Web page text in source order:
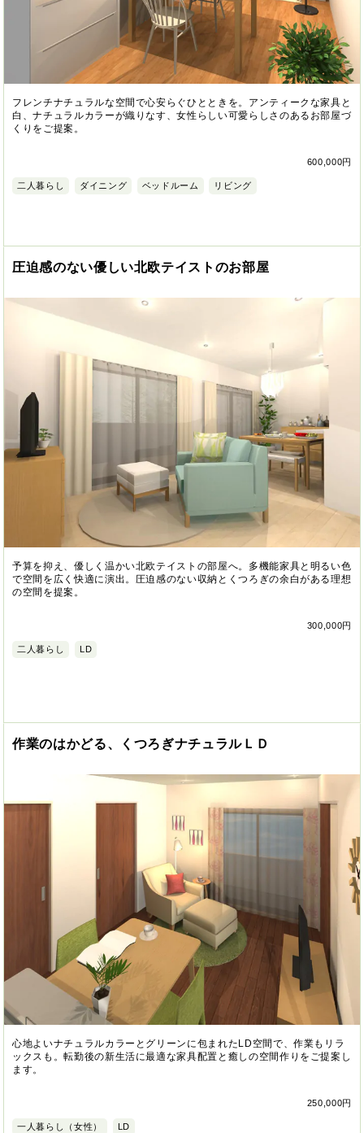
フレンチナチュラルな空間で心安らぐひとときを。アンティークな家具と
白、ナチュラルカラーが織りなす、女性らしい可愛らしさのあるお部屋づ
くりをご提案。
600,000円
二人暮らし ダイニング ベッドルーム リビング
圧迫感のない優しい北欧テイストのお部屋
予算を抑え、優しく温かい北欧テイストの部屋へ。多機能家具と明るい色
で空間を広く快適に演出。圧迫感のない収納とくつろぎの余白がある理想
の空間を提案。
300,000円
二人暮らし LD
作業のはかどる、くつろぎナチュラルＬＤ
心地よいナチュラルカラーとグリーンに包まれたLD空間で、作業もリラ
ックスも。転勤後の新生活に最適な家具配置と癒しの空間作りをご提案し
ます。
250,000円
一人暮らし（女性） LD